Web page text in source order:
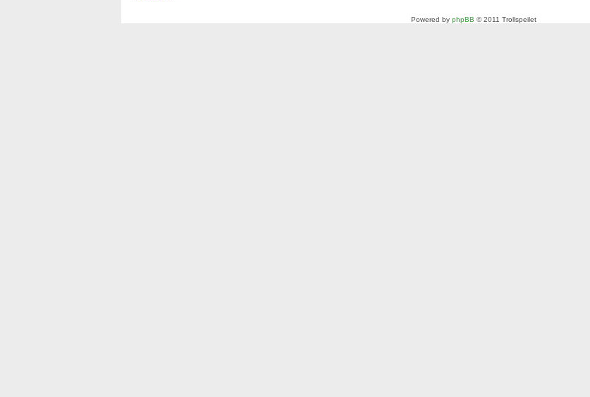
Powered by phpBB © 2011 Trollspeilet